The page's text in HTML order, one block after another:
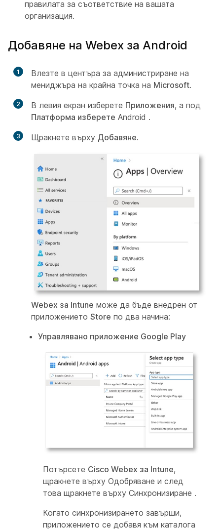
правилата за съответствие на вашата
организация.
Добавяне на Webex за Android
1
Влезте в центъра за администриране на
мениджъра на крайна точка на Microsoft.
2 В левия екран изберете Приложения, а под
Платформа изберете Android .
3 Щракнете върху Добавяне.
Webex за Intune може да бъде внедрен от
приложението Store по два начина:
Управлявано приложение Google Play
Потърсете Cisco Webex за Intune,
щракнете върху Одобряване и след
това щракнете върху Синхронизиране .
Когато синхронизирането завърши,
приложението се добавя към каталога